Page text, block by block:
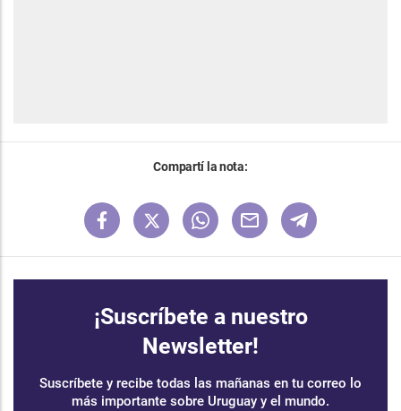
Compartí la nota:
¡Suscríbete a nuestro
Newsletter!
Suscríbete y recibe todas las mañanas en tu correo lo
más importante sobre Uruguay y el mundo.